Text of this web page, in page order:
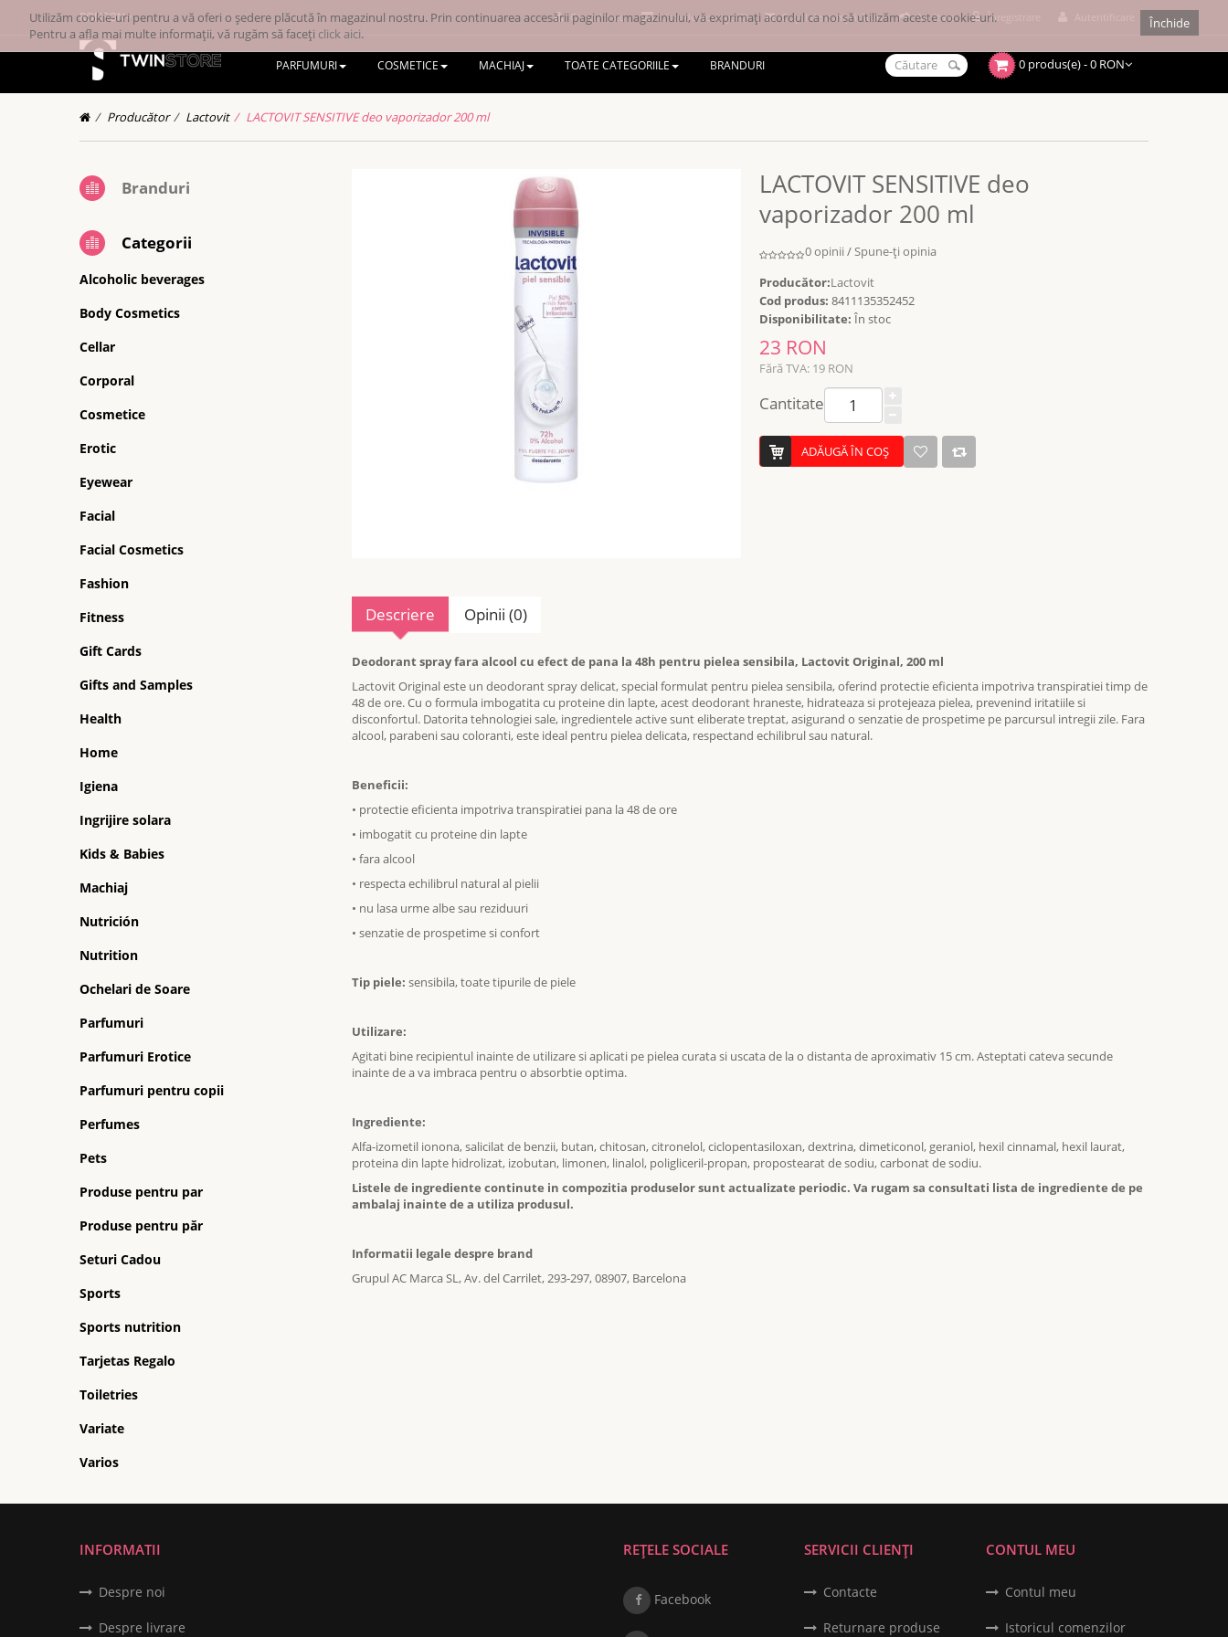
RONRON Înregistrare
Contul meu Lista de dorințe (0) Coșul de cumpărături Achitare
PARFUMURI COSMETICE MACHIAJ TOATE CATEGORIILE BRANDURI 0 produs(e) - 0 RON
Producător Lactovit LACTOVIT SENSITIVE deo vaporizador 200 ml
Branduri
Categorii
Alcoholic beverages
Body Cosmetics
Cellar
Corporal
Cosmetice
Erotic
Eyewear
Facial
Facial Cosmetics
Fashion
Fitness
Gift Cards
Gifts and Samples
Health
Home
Igiena
Ingrijire solara
Kids & Babies
Machiaj
Nutrición
Nutrition
Ochelari de Soare
Parfumuri
Parfumuri Erotice
Parfumuri pentru copii
Perfumes
Pets
Produse pentru par
Produse pentru păr
Seturi Cadou
Sports
Sports nutrition
Tarjetas Regalo
Toiletries
Variate
Varios
LACTOVIT SENSITIVE deo
vaporizador 200 ml
0 opinii /Spune-ţi opinia
Producător:Lactovit
Cod produs: 8411135352452
Disponibilitate: În stoc
23 RON
Fără TVA: 19 RON
Cantitate
ADĂUGĂ ÎN COŞ
Descriere Opinii (0)
Deodorant spray fara alcool cu efect de pana la 48h pentru pielea sensibila, Lactovit Original, 200 ml
Lactovit Originaleste un deodorant spray delicat, special formulat pentru pielea sensibila, oferind protectie eficienta impotriva transpiratiei timp de
48 de ore. Cu o formula imbogatita cu proteine din lapte, acest deodorant hraneste, hidrateaza si protejeaza pielea, prevenind iritatiile si
disconfortul. Datorita tehnologiei sale, ingredientele active sunt eliberate treptat, asigurand o senzatie de prospetime pe parcursul intregii zile. Fara
alcool, parabeni sau coloranti, este ideal pentru pielea delicata, respectand echilibrul sau natural.
Beneficii:
• protectie eficienta impotriva transpiratiei pana la 48 de ore
• imbogatit cu proteine din lapte
• fara alcool
• respecta echilibrul natural al pielii
• nu lasa urme albe sau reziduuri
• senzatie de prospetime si confort
Tip piele: sensibila, toate tipurile de piele
Utilizare:
Agitati bine recipientul inainte de utilizare si aplicati pe pielea curata si uscata de la o distanta de aproximativ 15 cm. Asteptati cateva secunde
inainte de a va imbraca pentru o absorbtie optima.
Ingrediente:
Alfa-izometil ionona, salicilat de benzii, butan, chitosan, citronelol, ciclopentasiloxan, dextrina, dimeticonol, geraniol, hexil cinnamal, hexil laurat,
proteina din lapte hidrolizat, izobutan, limonen, linalol, poligliceril-propan, propostearat de sodiu, carbonat de sodiu.
Listele de ingrediente continute in compozitia produselor sunt actualizate periodic. Va rugam sa consultati lista de ingrediente de pe
ambalaj inainte de a utiliza produsul.
Informatii legale despre brand
Grupul AC Marca SL, Av. del Carrilet, 293-297, 08907, Barcelona
INFORMATII
Despre noi
Despre livrare
REȚELE SOCIALE
Facebook
SERVICII CLIENȚI
Contacte
Returnare produse
CONTUL MEU
Contul meu
Istoricul comenzilor
Închide
Utilizăm cookie-uri pentru a vă oferi o ședere plăcută în magazinul nostru. Prin continuarea accesării paginilor magazinului, vă exprimați acordul ca noi să utilizăm aceste cookie-uri.
Pentru a afla mai multe informații, vă rugăm să faceți click aici.